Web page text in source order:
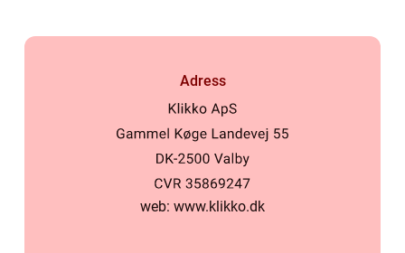
Adress
web: www.klikko.dk